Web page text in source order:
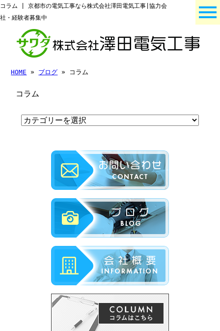
コラム | 京都市の電気工事なら株式会社澤田電気工事|協力会
社・経験者募集中
HOME » ブログ » コラム
コラム